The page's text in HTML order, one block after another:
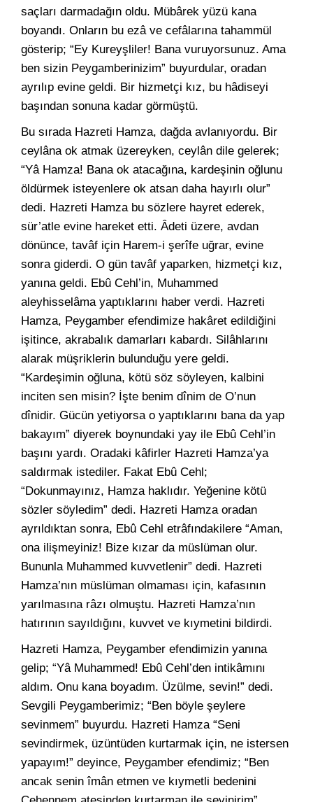
saçları darmadağın oldu. Mübârek yüzü kana
boyandı. Onların bu ezâ ve cefâlarına tahammül
gösterip; “Ey Kureyşliler! Bana vuruyorsunuz. Ama
ben sizin Peygamberinizim” buyurdular, oradan
ayrılıp evine geldi. Bir hizmetçi kız, bu hâdiseyi
başından sonuna kadar görmüştü.
Bu sırada Hazreti Hamza, dağda avlanıyordu. Bir
ceylâna ok atmak üzereyken, ceylân dile gelerek;
“Yâ Hamza! Bana ok atacağına, kardeşinin oğlunu
öldürmek isteyenlere ok atsan daha hayırlı olur”
dedi. Hazreti Hamza bu sözlere hayret ederek,
sür’atle evine hareket etti. Âdeti üzere, avdan
dönünce, tavâf için Harem-i şerîfe uğrar, evine
sonra giderdi. O gün tavâf yaparken, hizmetçi kız,
yanına geldi. Ebû Cehl’in, Muhammed
aleyhisselâma yaptıklarını haber verdi. Hazreti
Hamza, Peygamber efendimize hakâret edildiğini
işitince, akrabalık damarları kabardı. Silâhlarını
alarak müşriklerin bulunduğu yere geldi.
“Kardeşimin oğluna, kötü söz söyleyen, kalbini
inciten sen misin? İşte benim dînim de O’nun
dînidir. Gücün yetiyorsa o yaptıklarını bana da yap
bakayım” diyerek boynundaki yay ile Ebû Cehl’in
başını yardı. Oradaki kâfirler Hazreti Hamza’ya
saldırmak istediler. Fakat Ebû Cehl;
“Dokunmayınız, Hamza haklıdır. Yeğenine kötü
sözler söyledim” dedi. Hazreti Hamza oradan
ayrıldıktan sonra, Ebû Cehl etrâfındakilere “Aman,
ona ilişmeyiniz! Bize kızar da müslüman olur.
Bununla Muhammed kuvvetlenir” dedi. Hazreti
Hamza’nın müslüman olmaması için, kafasının
yarılmasına râzı olmuştu. Hazreti Hamza’nın
hatırının sayıldığını, kuvvet ve kıymetini bildirdi.
Hazreti Hamza, Peygamber efendimizin yanına
gelip; “Yâ Muhammed! Ebû Cehl’den intikâmını
aldım. Onu kana boyadım. Üzülme, sevin!” dedi.
Sevgili Peygamberimiz; “Ben böyle şeylere
sevinmem” buyurdu. Hazreti Hamza “Seni
sevindirmek, üzüntüden kurtarmak için, ne istersen
yapayım!” deyince, Peygamber efendimiz; “Ben
ancak senin îmân etmen ve kıymetli bedenini